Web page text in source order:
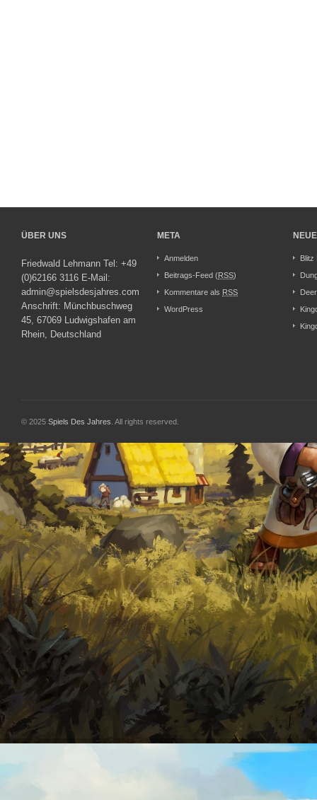
ÜBER UNS
Friedwald Lehmann Tel: +49
(0)62166 3116 E-Mail:
admin@spielsdesjahres.com
Anschrift: Münchbuschweg
45, 67069 Ludwigshafen am
Rhein, Deutschland
META
Anmelden
Beitrags-Feed (RSS)
Kommentare als RSS
WordPress
Blitz
© 2025 Spiels Des Jahres . All rights reserved.